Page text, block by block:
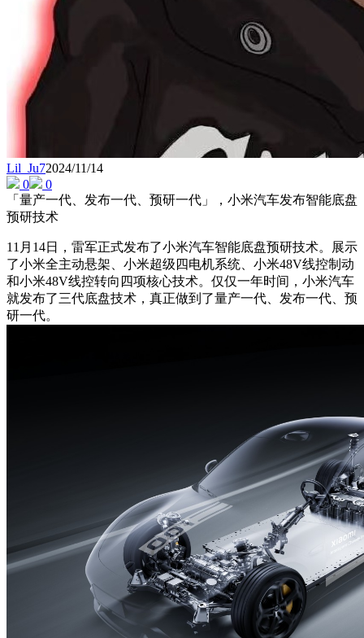
Lil_Ju72024/11/14
0
0
「量产一代、发布一代、预研一代」，小米汽车发布智能底盘
预研技术
11月14日，雷军正式发布了小米汽车智能底盘预研技术。展示
了小米全主动悬架、小米超级四电机系统、小米48V线控制动
和小米48V线控转向四项核心技术。仅仅一年时间，小米汽车
就发布了三代底盘技术，真正做到了量产一代、发布一代、预
研一代。